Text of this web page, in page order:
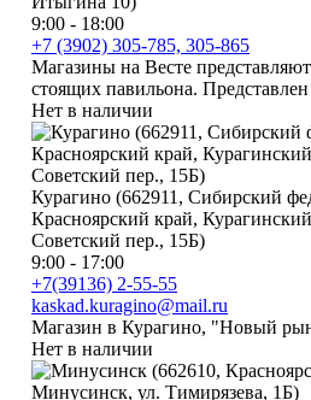
9:00 - 18:00
+7 (3902) 305-785, 305-865
Магазины на Весте
стоящих павильона. Представлен
Нет в наличии
Курагино (662911, Сибирский
Красноярский край,
Советский пер., 15Б)
9:00 - 17:00
+7(39136) 2-55-55
kaskad.kuragino@mail.ru
Магазин в Курагино, "Новый
Нет в наличии